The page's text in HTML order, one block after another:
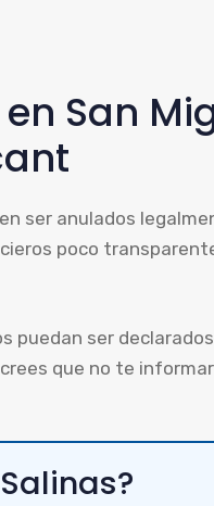
San
ser anulados
poco
puedan ser
que no te